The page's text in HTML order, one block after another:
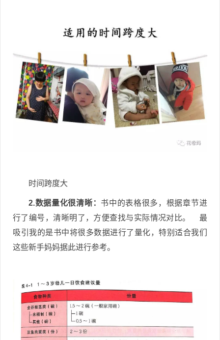
时间跨度大
2.数据量化很清晰： 书中的表格很多，根据章节进
行了编号，清晰明了，方便查找与实际情况对比。 最
吸引我的是书中将很多数据进行了量化，特别适合我们
这些新手妈妈据此进行参考。